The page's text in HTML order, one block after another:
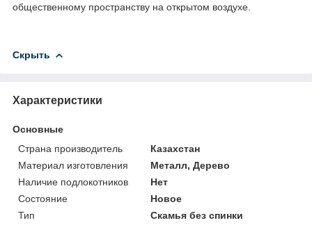
общественному пространству на открытом воздухе.
Скрыть
Характеристики
Основные
Страна производитель
Казахстан
Материал изготовления
Металл, Дерево
Наличие подлокотников
Нет
Состояние
Новое
Тип
Скамья без спинки